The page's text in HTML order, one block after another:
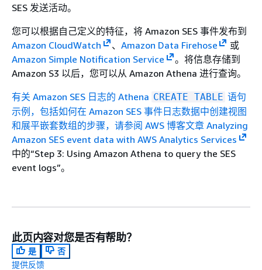
SES 发送活动。
您可以根据自己定义的特征，将 Amazon SES 事件发布到
Amazon CloudWatch
、 Amazon Data Firehose
或
Amazon Simple Notification Service
。将信息存储到
Amazon S3 以后，您可以从 Amazon Athena 进行查询。
有关 Amazon SES 日志的 Athena CREATE TABLE 语句
示例，包括如何在 Amazon SES 事件日志数据中创建视图
和展平嵌套数组的步骤，请参阅 AWS 博客文章 Analyzing
Amazon SES event data with AWS Analytics Services
中的“Step 3: Using Amazon Athena to query the SES
event logs”。
此页内容对您是否有帮助？
是
否
提供反馈